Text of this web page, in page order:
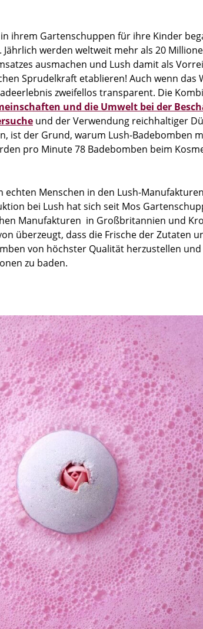
ihrem Gartenschuppen für ihre Kinder
werden weltweit mehr als 20
ausmachen und Lush damit als
Sprudelkraft etablieren! Auch wenn das
zweifellos transparent. Die
und die Umwelt bei der
und der Verwendung reichhaltiger
ist der Grund, warum Lush-Badebomben
pro Minute 78 Badebomben beim
echten Menschen in den Lush-
bei Lush hat sich seit Mos
Manufakturen in Großbritannien und
überzeugt, dass die Frische der Zutaten
von höchster Qualität herzustellen
zu baden.